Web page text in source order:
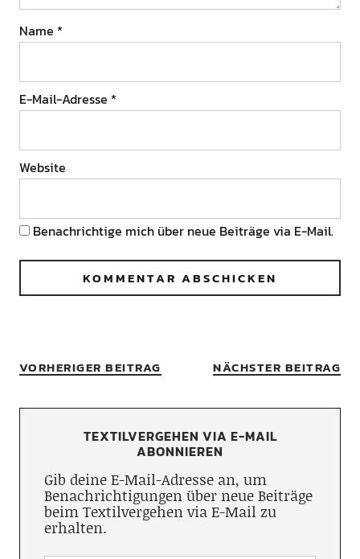
Name *
E-Mail-Adresse *
Website
Benachrichtige mich über neue Beiträge via E-Mail.
VORHERIGER BEITRAG NÄCHSTER BEITRAG
TEXTILVERGEHEN VIA E-MAIL
ABONNIEREN
Gib deine E-Mail-Adresse an, um
Benachrichtigungen über neue Beiträge
beim Textilvergehen via E-Mail zu
erhalten.